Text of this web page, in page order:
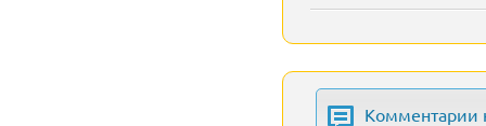
Комментарии